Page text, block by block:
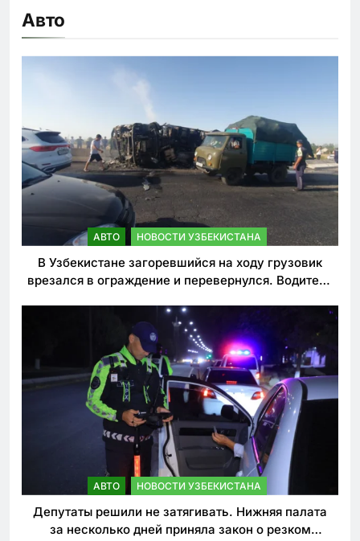
Авто
АВТО НОВОСТИ УЗБЕКИСТАНА
В Узбекистане загоревшийся на ходу грузовик
врезался в ограждение и перевернулся. Водитель
АВТО НОВОСТИ УЗБЕКИСТАНА
Депутаты решили не затягивать. Нижняя палата
за несколько дней приняла закон о резком